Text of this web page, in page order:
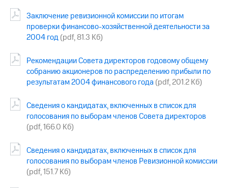
Корпоративный
секретарь
Раскрытие
Информация
акционерам
Документы
ПАО
Собрания
акционеров
Личный
Акционерный
капитал
Контроль
Заключение ревизионной комиссии по итогам
проверки финансово-хозяйственной деятельности за
2004 год(pdf, 81.3 Кб)
Рекомендации Совета директоров годовому общему
собранию акционеров по распределению прибыли по
результатам 2004 финансового года (pdf, 201.2 Кб)
Сведения о кандидатах, включенных в список для
голосования по выборам членов Совета директоров
(pdf, 166.0 Кб)
Сведения о кандидатах, включенных в список для
голосования по выборам членов Ревизионной комиссии
(pdf, 151.7 Кб)